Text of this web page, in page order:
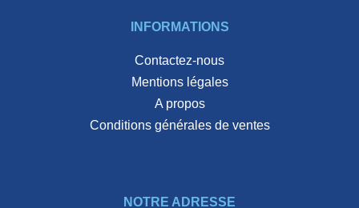
INFORMATIONS
Contactez-nous
Mentions légales
A propos
Conditions générales de ventes
NOTRE ADRESSE